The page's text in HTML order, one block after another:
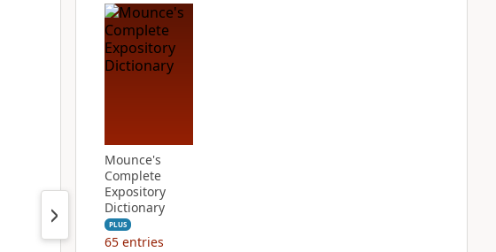
Mounce's
Complete
Expository
Dictionary
PLUS
65 entries